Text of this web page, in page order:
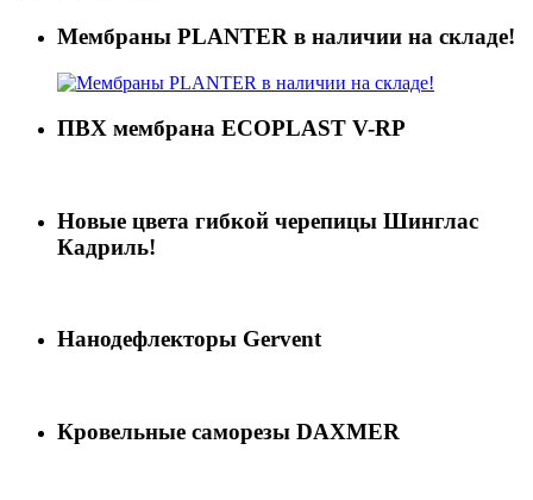
Мембраны PLANTER в наличии на складе!
ПВХ мембрана ECOPLAST V-RP
Новые цвета гибкой черепицы Шинглас
Кадриль!
Нанодефлекторы Gervent
Кровельные саморезы DAXMER